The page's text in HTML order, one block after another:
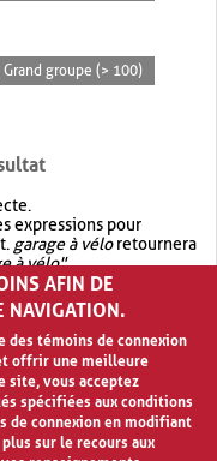
Grand groupe (> 100)
expressions pour
garage à véloretournera
à vélo".
avec OR.garage OR vélo
quegarage à vélo
AFIN DE
NAVIGATION.
des témoins de connexion
offrir une meilleure
site, vous acceptez
spécifiées aux conditions
de connexion en modifiant
sur le recours aux